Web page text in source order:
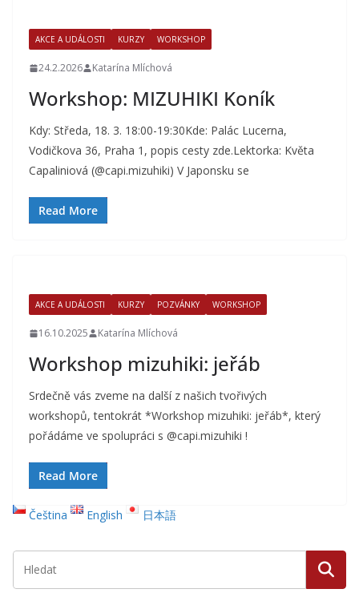
AKCE A UDÁLOSTI KURZY WORKSHOP
24.2.2026 Katarína Mlíchová
Workshop: MIZUHIKI Koník
Kdy: Středa, 18. 3. 18:00-19:30Kde: Palác Lucerna,
Vodičkova 36, Praha 1, popis cesty zde.Lektorka: Květa
Capaliniová (@capi.mizuhiki) V Japonsku se
Read More
AKCE A UDÁLOSTI KURZY POZVÁNKY WORKSHOP
16.10.2025 Katarína Mlíchová
Workshop mizuhiki: jeřáb
Srdečně vás zveme na další z našich tvořivých
workshopů, tentokrát *Workshop mizuhiki: jeřáb*, který
pořádáme ve spolupráci s @capi.mizuhiki !
Read More
Čeština English 日本語